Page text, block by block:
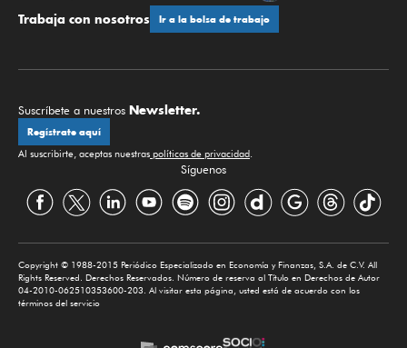
Trabaja con nosotros Ir a la bolsa de trabajo
Suscríbete a nuestros Newsletter.
Regístrate aquí
Al suscribirte, aceptas nuestras políticas de privacidad.
Síguenos
Copyright © 1988-2015 Periódico Especializado en Economía y Finanzas, S.A. de C.V. All
Rights Reserved. Derechos Reservados. Número de reserva al Título en Derechos de Autor
04-2010-062510353600-203. Al visitar esta página, usted está de acuerdo con los
términos del servicio